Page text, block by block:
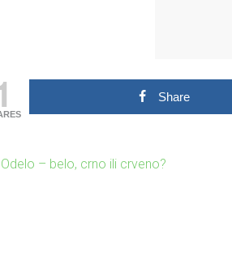
Share
Odelo – belo, crno ili crveno?